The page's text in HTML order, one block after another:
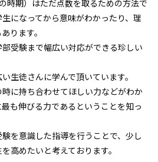
時期）はただ点数を取るための方法で
になってから意味がわかったり、理
ります。
受験まで幅広い対応ができる珍しい
生徒さんに学んで頂いています。
に持ち合わせてほしい力などがわか
も伸びる力であるということを知っ
を意識した指導を行うことで、少し
高めたいと考えております。